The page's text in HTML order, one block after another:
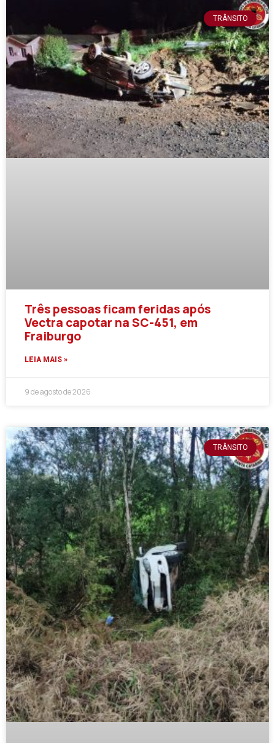
TRÂNSITO
Três pessoas ficam feridas após
Vectra capotar na SC-451, em
Fraiburgo
LEIA MAIS »
9 de agosto de 2026
TRÂNSITO